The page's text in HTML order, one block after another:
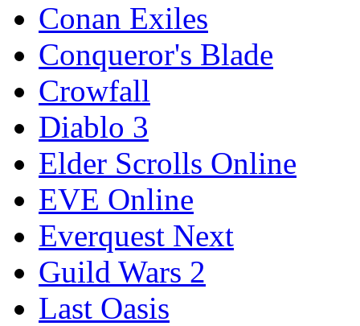
Conan Exiles
Conqueror's Blade
Crowfall
Diablo 3
Elder Scrolls Online
EVE Online
Everquest Next
Guild Wars 2
Last Oasis